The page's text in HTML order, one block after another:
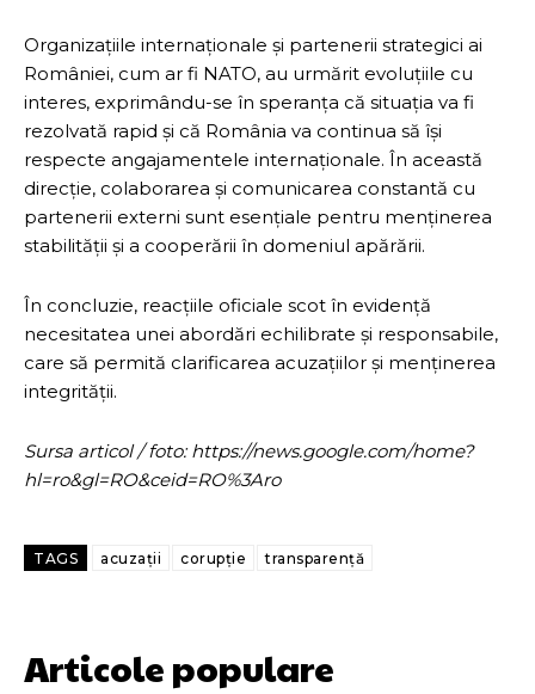
Organizațiile internaționale și partenerii strategici ai
României, cum ar fi NATO, au urmărit evoluțiile cu
interes, exprimându-se în speranța că situația va fi
rezolvată rapid și că România va continua să își
respecte angajamentele internaționale. În această
direcție, colaborarea și comunicarea constantă cu
partenerii externi sunt esențiale pentru menținerea
stabilității și a cooperării în domeniul apărării.
În concluzie, reacțiile oficiale scot în evidență
necesitatea unei abordări echilibrate și responsabile,
care să permită clarificarea acuzațiilor și menținerea
integrității.
Sursa articol / foto: https://news.google.com/home?
hl=ro&gl=RO&ceid=RO%3Aro
TAGS acuzații corupție transparență
Articole populare